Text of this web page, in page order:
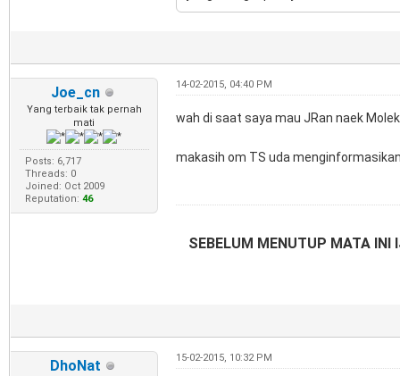
Joe_cn
Yang terbaik tak pernah
mati
Posts: 6,717
Threads: 0
Joined: Oct 2009
Reputation: 46
14-02-2015, 04:40 PM
wah di saat saya mau JRan naek
makasih om TS uda
SEBELUM MENUTUP MATA
DhoNat 15-02-2015, 10:32 PM